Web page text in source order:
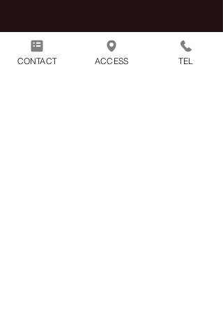
CONTACT ACCESS TEL